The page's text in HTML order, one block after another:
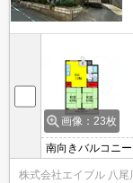
画像：23枚
南向きバルコニ
株式会社エイブル 八尾